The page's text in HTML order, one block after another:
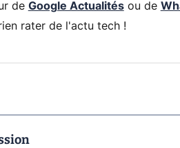
de Google Actualitésou de
rater de l'actu tech !